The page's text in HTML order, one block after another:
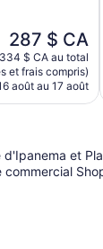
Le
prix
est
de
287 $ CA
287 $ CA
334 $ CA au total
et frais compris)
août au 17 août
et